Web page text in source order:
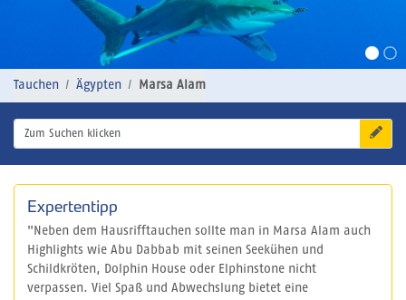
Tauchen Ägypten Marsa Alam
Zum Suchen klicken
Expertentipp
"Neben dem Hausrifftauchen sollte man in Marsa Alam auch
Highlights wie Abu Dabbab mit seinen Seekühen und
Schildkröten, Dolphin House oder Elphinstone nicht
verpassen. Viel Spaß und Abwechslung bietet eine